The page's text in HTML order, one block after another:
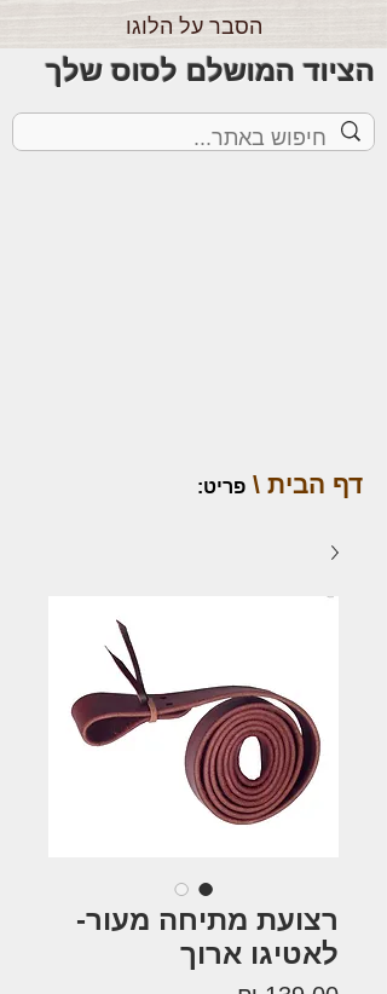
הסבר על הלוגו
הציוד המושלם לסוס שלך
דף הבית \ פריט:
רצועת מתיחה מעור-
לאטיגו ארוך